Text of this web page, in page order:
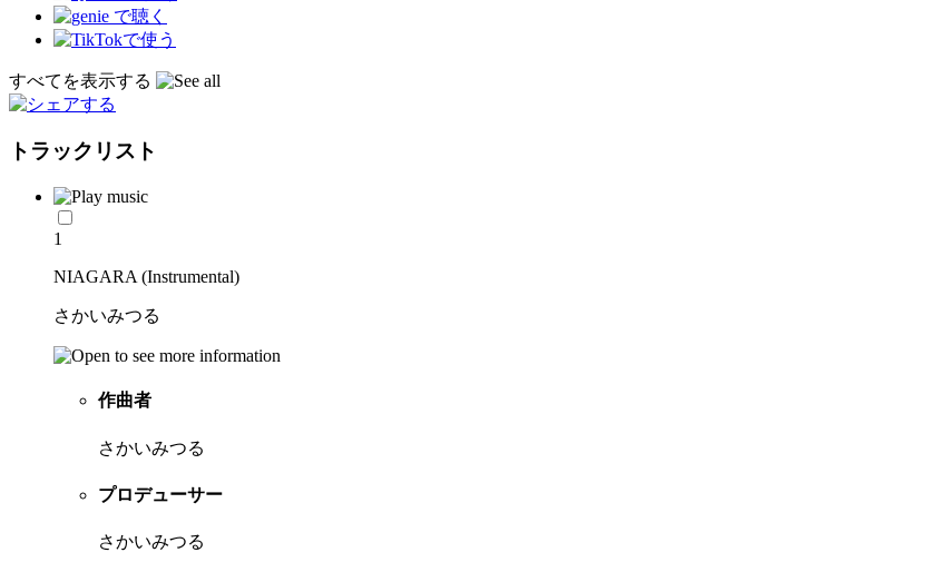
すべてを表示する
トラックリスト
1
NIAGARA (Instrumental)
さかいみつる
作曲者
さかいみつる
プロデューサー
さかいみつる